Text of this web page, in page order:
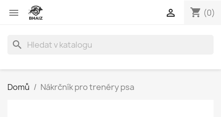
 shopping_cart (0)

search
Domů Nákrčník pro trenéry psa